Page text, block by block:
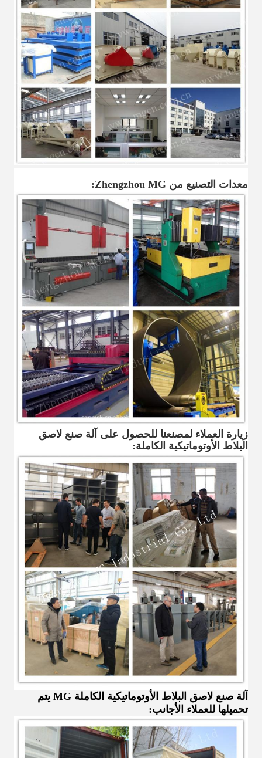
معدات التصنيع من Zhengzhou MG:
زيارة العملاء لمصنعنا للحصول على آلة صنع لاصق
البلاط الأوتوماتيكية الكاملة:
آلة صنع لاصق البلاط الأوتوماتيكية الكاملة MG يتم
تحميلها للعملاء الأجانب: